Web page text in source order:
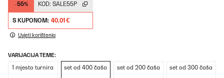
-55% KOD: SALE55P
S KUPONOM: 40,01 €
Uvjeti korištenja
VARIJACIJA TEME:
1 mjesto turnira set od 400 čaša set od 200 čaša set od 300 čaša